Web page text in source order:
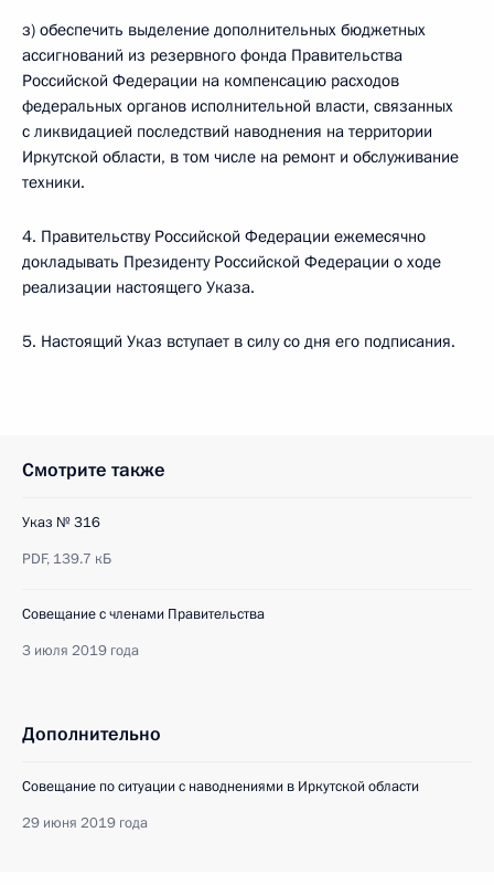
з) обеспечить выделение дополнительных бюджетных
ассигнований из резервного фонда Правительства
Российской Федерации на компенсацию расходов
федеральных органов исполнительной власти, связанных
с ликвидацией последствий наводнения на территории
Иркутской области, в том числе на ремонт и обслуживание
техники.
4. Правительству Российской Федерации ежемесячно
докладывать Президенту Российской Федерации о ходе
реализации настоящего Указа.
5. Настоящий Указ вступает в силу со дня его подписания.
Смотрите также
Указ № 316
PDF, 139.7 кБ
Совещание с членами Правительства
3 июля 2019 года
Дополнительно
Совещание по ситуации с наводнениями в Иркутской области
29 июня 2019 года